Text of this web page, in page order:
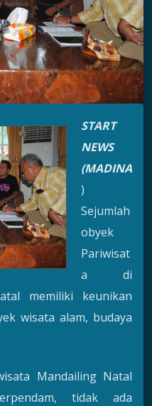
START
NEWS
(MADINA
)
Sejumlah
obyek
Pariwisat
a di
memiliki keunikan
wisata alam, budaya
Mandailing Natal
tidak ada